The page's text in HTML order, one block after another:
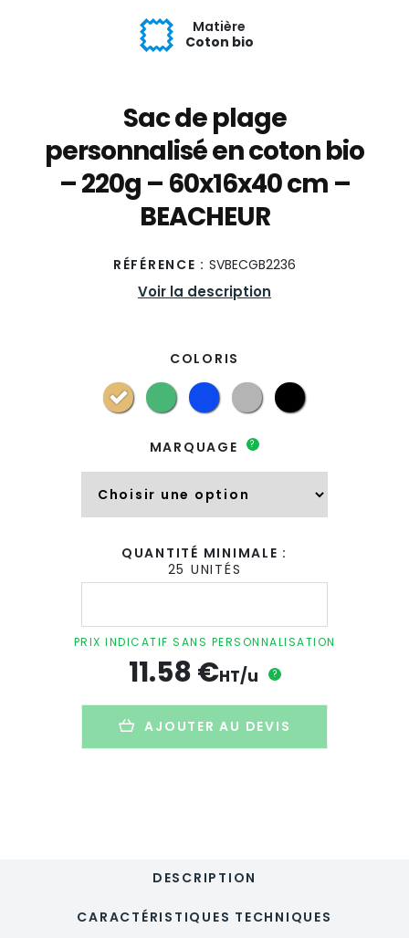
Matière
Coton bio
Sac de plage
personnalisé en coton bio
– 220g – 60x16x40 cm –
BEACHEUR
RÉFÉRENCE : SVBECGB2236
Voir la description
COLORIS
MARQUAGE ?
QUANTITÉ MINIMALE :
25 UNITÉS
quantité
de
plage
personnalisé
220g
PRIX INDICATIF SANS PERSONNALISATION
11.58€HT/u ?
AJOUTER AU DEVIS
DESCRIPTION
CARACTÉRISTIQUES TECHNIQUES